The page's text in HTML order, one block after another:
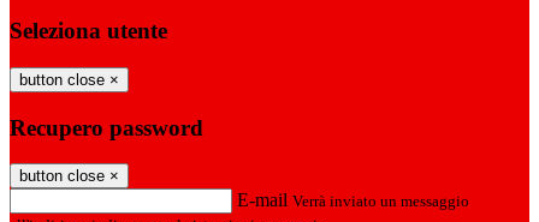
Seleziona utente
button close ×
Recupero password
button close ×
E-mail Verrà inviato un messaggio